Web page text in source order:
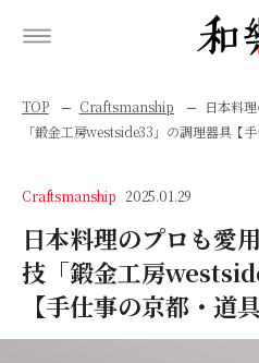
TOP Craftsmanship
日本料
「鍛金工房westside33」の調理器具【
Craftsmanship 2025.01.29
日本料理のプロも愛
技「鍛金工房
【手仕事の京都・道